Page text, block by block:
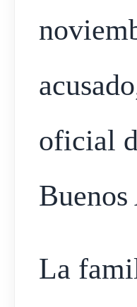
oficial
Buenos
La